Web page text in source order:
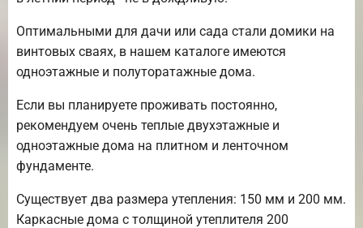
Оптимальными для дачи или сада стали домики на
винтовых сваях, в нашем каталоге имеются
одноэтажные и полуторатажные дома.
Если вы планируете проживать постоянно,
рекомендуем очень теплые двухэтажные и
одноэтажные дома на плитном и ленточном
фундаменте.
Существует два размера утепления: 150 мм и 200 мм.
Каркасные дома с толщиной утеплителя 200